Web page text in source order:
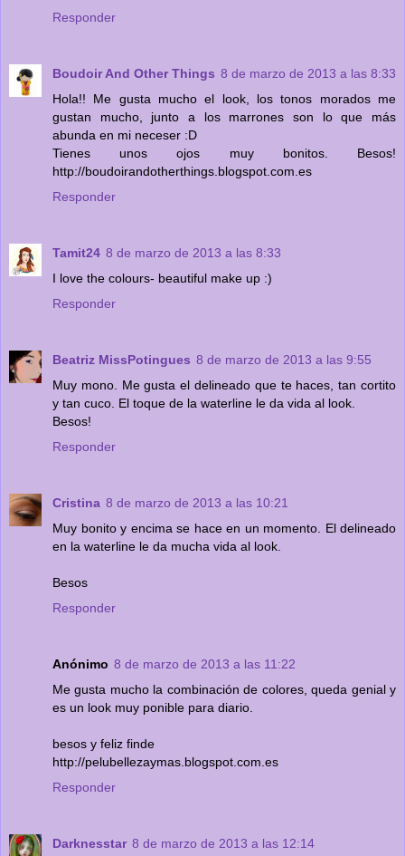
Responder
Boudoir And Other Things 8 de marzo de 2013 a las 8:33
Hola!! Me gusta mucho el look, los tonos morados me
gustan mucho, junto a los marrones son lo que más
abunda en mi neceser :D
Tienes unos ojos muy bonitos. Besos!
http://boudoirandotherthings.blogspot.com.es
Responder
Tamit24 8 de marzo de 2013 a las 8:33
I love the colours- beautiful make up :)
Responder
Beatriz MissPotingues 8 de marzo de 2013 a las 9:55
Muy mono. Me gusta el delineado que te haces, tan cortito
y tan cuco. El toque de la waterline le da vida al look.
Besos!
Responder
Cristina 8 de marzo de 2013 a las 10:21
Muy bonito y encima se hace en un momento. El delineado
en la waterline le da mucha vida al look.
Besos
Responder
Anónimo 8 de marzo de 2013 a las 11:22
Me gusta mucho la combinación de colores, queda genial y
es un look muy ponible para diario.
besos y feliz finde
http://pelubellezaymas.blogspot.com.es
Responder
Darknesstar 8 de marzo de 2013 a las 12:14